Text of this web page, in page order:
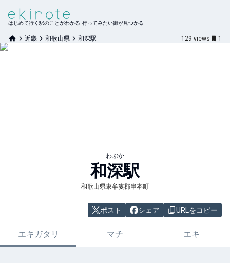
はじめて行く駅のことがわかる 行ってみたい街が見つかる
近畿 和歌山県 和深駅 129 views 1
わぶか
和深駅
和歌山県東牟婁郡串本町
ポスト シェア URLをコピー
エキガタリ マチ エキ